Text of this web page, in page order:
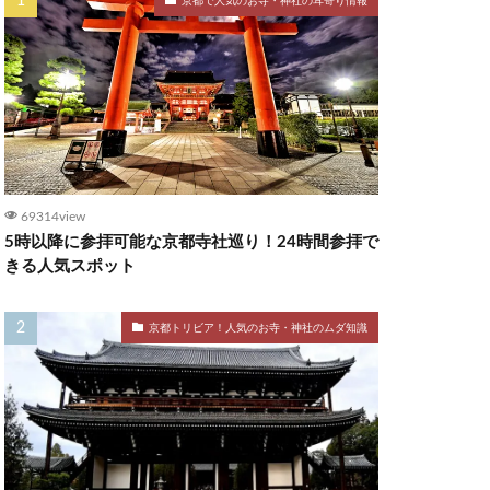
69314view
5時以降に参拝可能な京都寺社巡り！24時間参拝で
きる人気スポット
京都トリビア！人気のお寺・神社のムダ知識